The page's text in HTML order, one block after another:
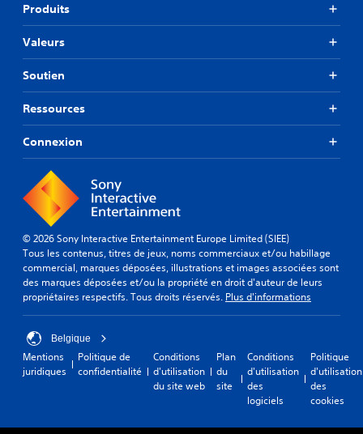
Produits
Valeurs
Soutien
Ressources
Connexion
© 2026 Sony Interactive Entertainment Europe Limited (SIEE)
Tous les contenus, titres de jeux, noms commerciaux et/ou habillage
commercial, marques déposées, illustrations et images associées sont
des marques déposées et/ou la propriété en droit d'auteur de leurs
propriétaires respectifs. Tous droits réservés. Plus d'informations
Belgique
Mentions
juridiques
Politique de
confidentialité
Conditions
d'utilisation
du site web
Plan
du
site
Conditions
d'utilisation
des
logiciels
Politique
d'utilisation
des
cookies